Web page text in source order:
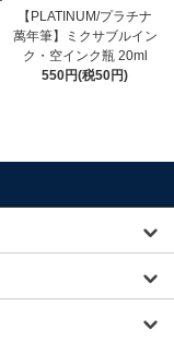
【PLATINUM/プラチナ
萬年筆】ミクサブルイン
ク・空インク瓶 20ml
550円(税50円)